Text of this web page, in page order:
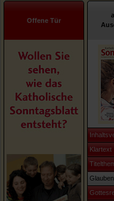
Offene Tür
Klartext